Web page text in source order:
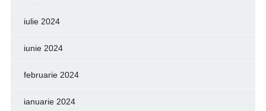
iulie 2024
iunie 2024
februarie 2024
ianuarie 2024